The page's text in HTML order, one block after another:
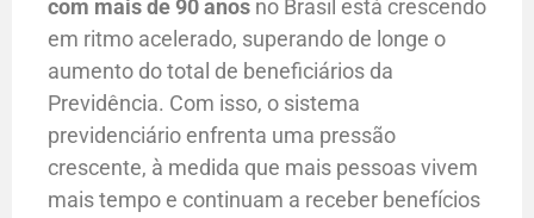
com mais de 90 anos no Brasil está crescendo
em ritmo acelerado, superando de longe o
aumento do total de beneficiários da
Previdência. Com isso, o sistema
previdenciário enfrenta uma pressão
crescente, à medida que mais pessoas vivem
mais tempo e continuam a receber benefícios